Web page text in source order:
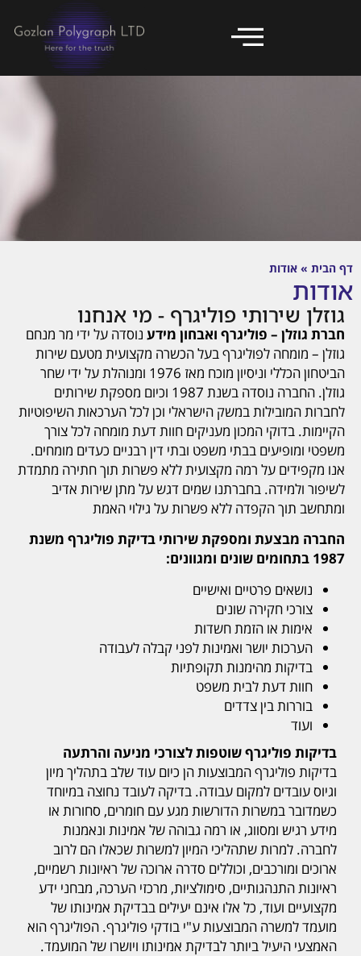
דף הבית » אודות
אודות
גוזלן שירותי פוליגרף - מי אנחנו
חברת גוזלן – פוליגרף ואבחון מידע נוסדה על ידי מר מנחם
גוזלן – מומחה לפוליגרף בעל הכשרה מקצועית מטעם שירות
הביטחון הכללי וניסיון מוכח מאז 1976 ומנוהלת על ידי שחר
גוזלן. החברה נוסדה בשנת 1987 וכיום מספקת שירותים
לחברות המובילות במשק הישראלי וכן לכל הערכאות השיפוטיות
הקיימות. בדוקי המכון מעניקים חוות דעת מומחה לכל צורך
משפטי ומופיעים בבתי משפט ובתי דין רבניים כעדים מומחים.
אנו מקפידים על רמה מקצועית ללא פשרות תוך חתירה מתמדת
לשיפור ולמידה. בחברתנו שמים דגש על מתן שירות אדיב
ומתחשב תוך הקפדה ללא פשרות על גילוי האמת
החברה מבצעת ומספקת שירותי בדיקת פוליגרף משנת
1987 בתחומים שונים ומגוונים:
נושאים פרטיים ואישיים
צורכי חקירה שונים
אימות או הזמת חשדות
הערכות יושר ואמינות לפני קבלה לעבודה
בדיקות מהימנות תקופתיות
חוות דעת לבית משפט
בוררות בין צדדים
ועוד
בדיקות פוליגרף שוטפות לצורכי מניעה והרתעה
בדיקות פוליגרף המבוצעות הן כיום עוד שלב בתהליך מיון
וגיוס עובדים למקום עבודה. בדיקה לעובד נחוצה במיוחד
כשמדובר במשרות הדורשות מגע עם חומרים, סחורות או
מידע רגיש ומסווג, או רמה גבוהה של אמינות ונאמנות
לחברה. למרות שתהליכי המיון למשרות שכאלו הם לרוב
ארוכים ומורכבים, וכוללים סדרה ארוכה של ראיונות רשמיים,
ראיונות התנהגותיים, סימולציות, מרכזי הערכה, מבחני ידע
מקצועיים ועוד, כל אלו אינם יעילים בבדיקת אמינותו של
מועמד למשרה המבוצעות ע"י בודקי פוליגרף. הפוליגרף הוא
האמצעי היעיל ביותר לבדיקת אמינותו ויושרו של המועמד.